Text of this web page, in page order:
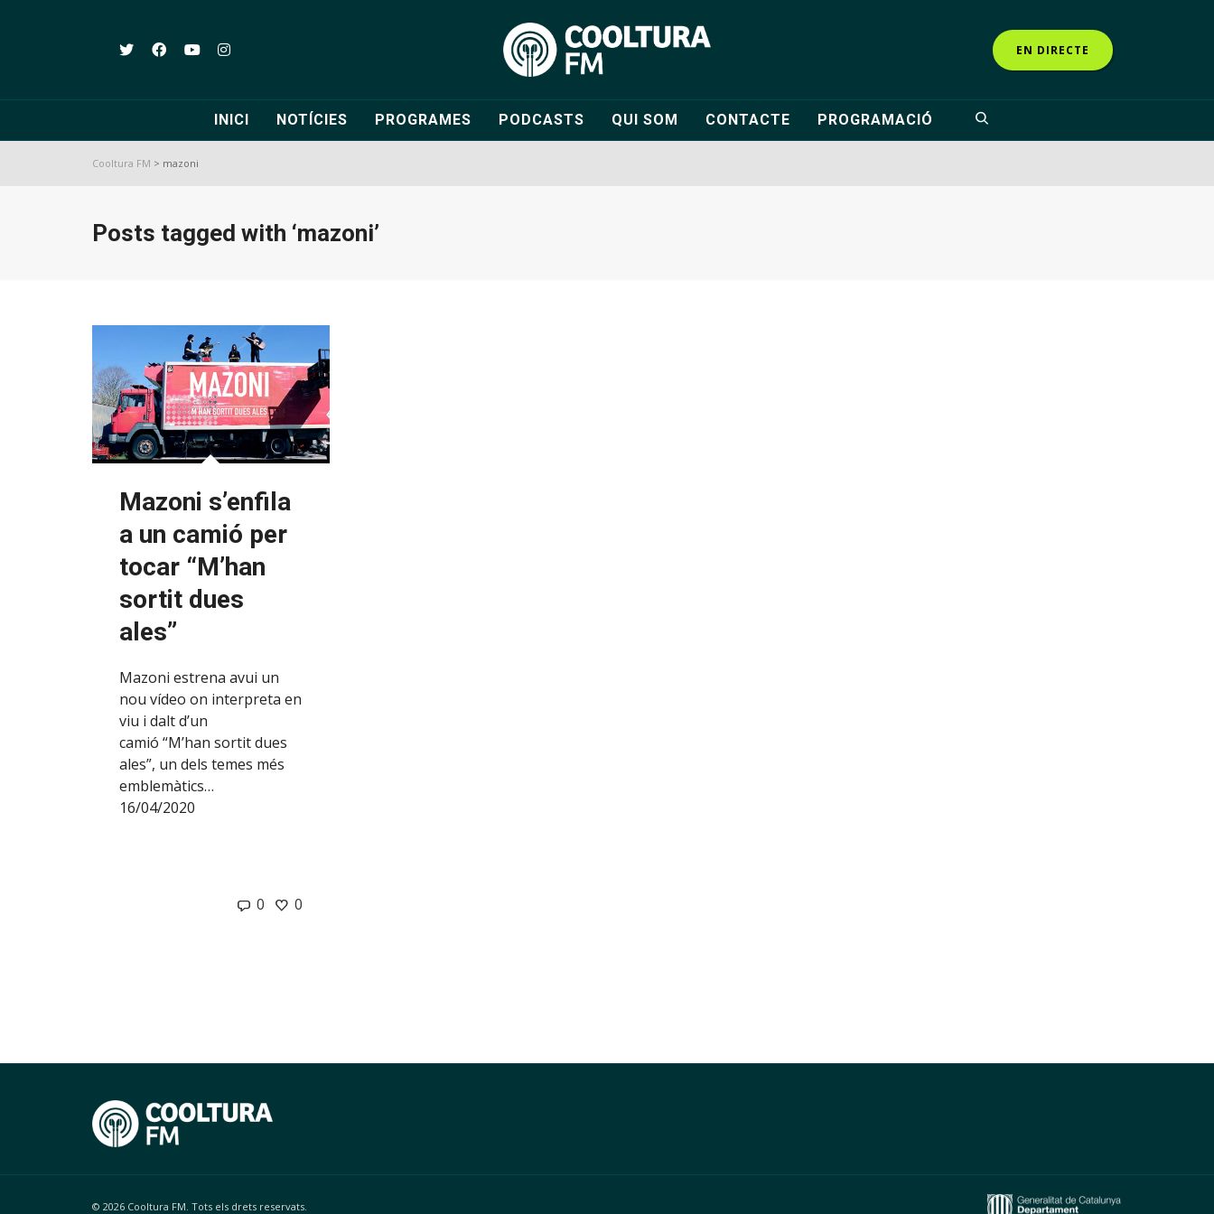
EN DIRECTE
INICI NOTÍCIES PROGRAMES PODCASTS QUI SOM CONTACTE PROGRAMACIÓ
Cooltura FM > mazoni
Posts tagged with ‘mazoni’
Mazoni s’enfila
a un camió per
tocar “M’han
sortit dues
ales”
Mazoni estrena avui un
nou vídeo on interpreta en
viu i dalt d’un
camió “M’han sortit dues
ales”, un dels temes més
emblemàtics…
16/04/2020
0 0
© 2026 Cooltura FM. Tots els drets reservats.